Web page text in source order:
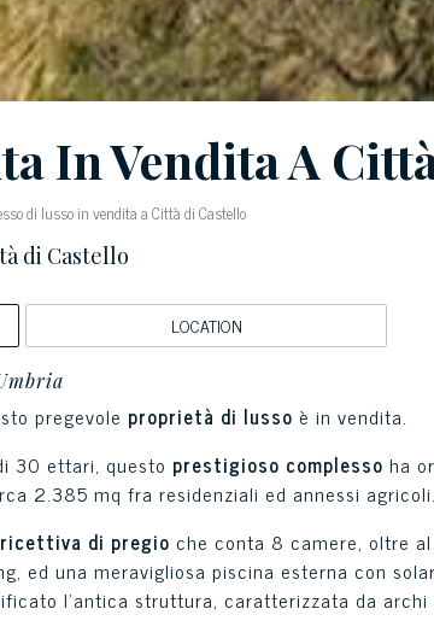
In Vendita A
di lusso in vendita a Città di Castello
di Castello
LOCATION
pregevole proprietà di lusso è in vendita.
30 ettari, questo prestigioso complesso ha
2.385 mq fra residenziali ed annessi agricoli.
di pregio che conta 8 camere, oltre
ed una meravigliosa piscina esterna con
l'antica struttura, caratterizzata da